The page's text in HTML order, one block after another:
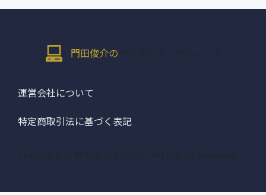
門田俊介の デジタルマーケティング
運営会社について
特定商取引法に基づく表記
Copyright © 株式会社トポロジ All Rights Reserved.